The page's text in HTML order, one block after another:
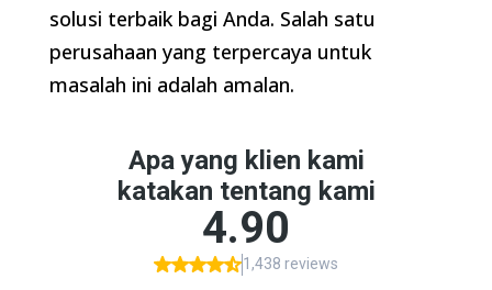
solusi terbaik bagi Anda. Salah satu
perusahaan yang terpercaya untuk
masalah ini adalah amalan.